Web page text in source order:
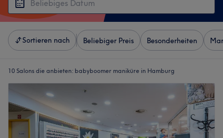
Sortieren nach Beliebiger Preis Besonderheiten
10 Salons die anbieten: babyboomer maniküre in Hamburg